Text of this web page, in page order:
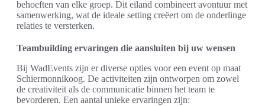
behoeften van elke groep. Dit eiland combineert avontuur met
samenwerking, wat de ideale setting creëert om de onderlinge
relaties te versterken.
Teambuilding ervaringen die aansluiten bij uw wensen
Bij WadEvents zijn er diverse opties voor een event op maat
Schiermonnikoog. De activiteiten zijn ontworpen om zowel
de creativiteit als de communicatie binnen het team te
bevorderen. Een aantal unieke ervaringen zijn: